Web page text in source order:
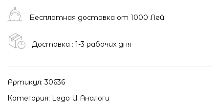
Бесплатная доставка от 1000 Лей
Доставка : 1-3 рабочих дня
Артикул:30636
Категория: Lego И Аналоги